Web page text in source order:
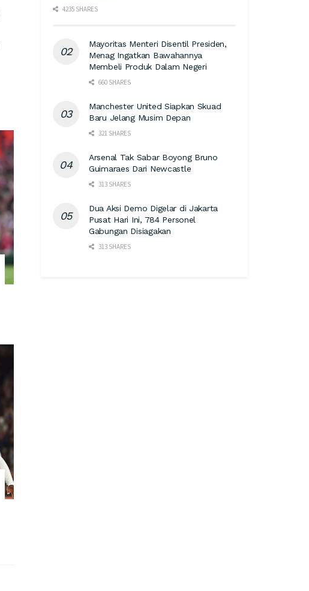
4235 SHARES
Mayoritas Menteri Disentil Presiden,
Menag Ingatkan Bawahannya
Membeli Produk Dalam Negeri
660 SHARES
Manchester United Siapkan Skuad
Baru Jelang Musim Depan
321 SHARES
Arsenal Tak Sabar Boyong Bruno
Guimaraes Dari Newcastle
313 SHARES
Dua Aksi Demo Digelar di Jakarta
Pusat Hari Ini, 784 Personel
Gabungan Disiagakan
313 SHARES